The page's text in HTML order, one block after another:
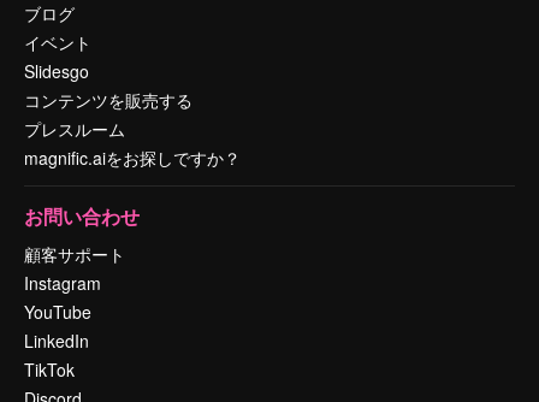
ブログ
イベント
Slidesgo
コンテンツを販売する
プレスルーム
magnific.aiをお探しですか？
お問い合わせ
顧客サポート
Instagram
YouTube
LinkedIn
TikTok